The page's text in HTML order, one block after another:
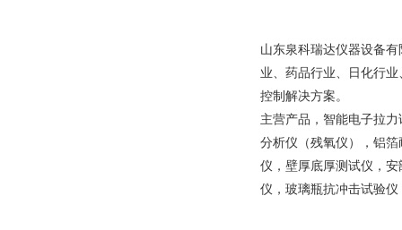
山东泉科瑞达仪器设备
业、药品行业、日化行
控制解决方案。
主营产品，智能电子拉
分析仪（残氧仪），铝
仪，壁厚底厚测试仪，
仪，玻璃瓶抗冲击试验